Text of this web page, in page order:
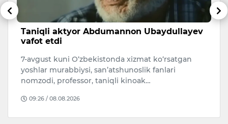
Fermerning ekin maydonida qurilgan
noqonuniy bino buzdirildi
Joriy yilning 8-avgust kuni ijtimoiy tarmoqlarda
Majburiy ijro byurosi xodimlari fuqaroning uy-
joyini ogohlantirishsiz buzis…
09:39 / 10.08.2026